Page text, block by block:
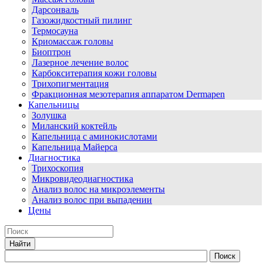
Дарсонваль
Газожидкостный пилинг
Термосауна
Криомассаж головы
Биоптрон
Лазерное лечение волос
Карбокситерапия кожи головы
Трихопигментация
Фракционная мезотерапия аппаратом Dermapen
Капельницы
Золушка
Миланский коктейль
Капельница с аминокислотами
Капельница Майерса
Диагностика
Трихоскопия
Микровидеодиагностика
Анализ волос на микроэлементы
Анализ волос при выпадении
Цены